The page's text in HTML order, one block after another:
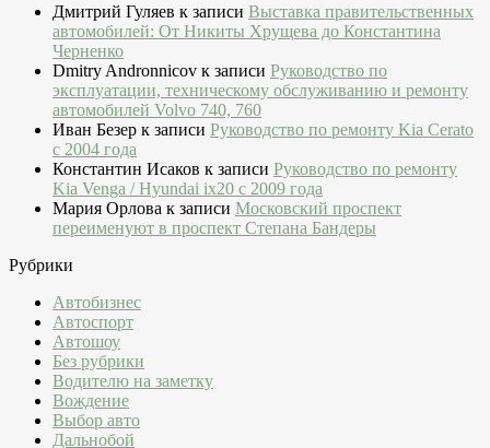
Дмитрий Гуляев к записи Выставка правительственных
автомобилей: От Никиты Хрущева до Константина
Черненко
Dmitry Andronnicov к записи Руководство по
эксплуатации, техническому обслуживанию и ремонту
автомобилей Volvo 740, 760
Иван Безер к записи Руководство по ремонту Kia Cerato
c 2004 года
Константин Исаков к записи Руководство по ремонту
Kia Venga / Hyundai ix20 c 2009 года
Мария Орлова к записи Московский проспект
переименуют в проспект Степана Бандеры
Рубрики
Автобизнес
Автоспорт
Автошоу
Без рубрики
Водителю на заметку
Вождение
Выбор авто
Дальнобой